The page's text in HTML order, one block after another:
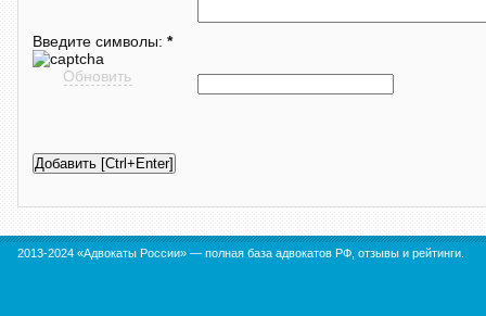
Введите символы: *
Обновить
2013-2024 «Адвокаты России» — полная база адвокатов РФ, отзывы и рейтинги.